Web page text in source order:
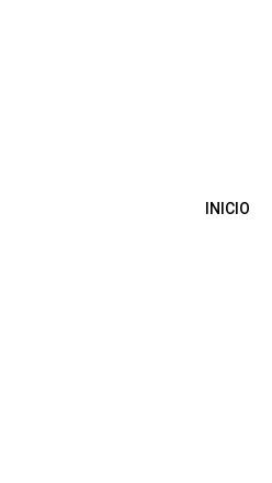
INICIO